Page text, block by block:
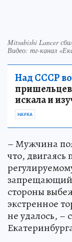
Mitsubishi Lancer
Видео: тг-канал
Над СССР
искала и
НАУКА
– Мужчина
что,
запрещающий
стороны
экстренное
не удалось, –